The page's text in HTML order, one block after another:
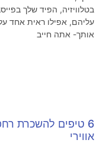
בטלוויזיה, הפיד שלך
עליהם, אפילו ראית אחד
אותך- אתה חייב
6 טיפים להשכרת
אווירי